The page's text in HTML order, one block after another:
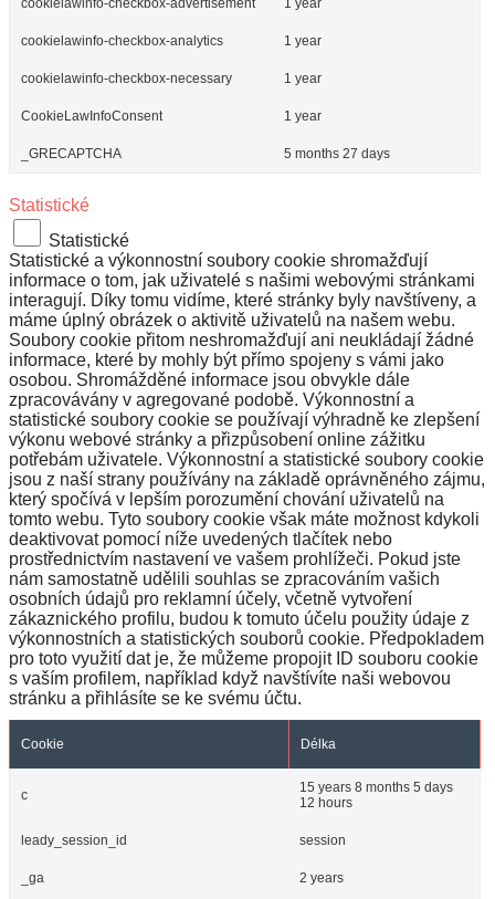
cookielawinfo-checkbox-analytics 1 year
cookielawinfo-checkbox-necessary 1 year
CookieLawInfoConsent 1 year
_GRECAPTCHA 5 months 27 days
Statistické
Statistické
Statistické a výkonnostní soubory cookie shromažďují
informace o tom, jak uživatelé s našimi webovými stránkami
interagují. Díky tomu vidíme, které stránky byly navštíveny, a
máme úplný obrázek o aktivitě uživatelů na našem webu.
Soubory cookie přitom neshromažďují ani neukládají žádné
informace, které by mohly být přímo spojeny s vámi jako
osobou. Shromážděné informace jsou obvykle dále
zpracovávány v agregované podobě. Výkonnostní a
statistické soubory cookie se používají výhradně ke zlepšení
výkonu webové stránky a přizpůsobení online zážitku
potřebám uživatele. Výkonnostní a statistické soubory cookie
jsou z naší strany používány na základě oprávněného zájmu,
který spočívá v lepším porozumění chování uživatelů na
tomto webu. Tyto soubory cookie však máte možnost kdykoli
deaktivovat pomocí níže uvedených tlačítek nebo
prostřednictvím nastavení ve vašem prohlížeči. Pokud jste
nám samostatně udělili souhlas se zpracováním vašich
osobních údajů pro reklamní účely, včetně vytvoření
zákaznického profilu, budou k tomuto účelu použity údaje z
výkonnostních a statistických souborů cookie. Předpokladem
pro toto využití dat je, že můžeme propojit ID souboru cookie
s vaším profilem, například když navštívíte naši webovou
stránku a přihlásíte se ke svému účtu.
Cookie Délka
c
15 years 8 months 5 days
12 hours
leady_session_id session
_ga 2 years